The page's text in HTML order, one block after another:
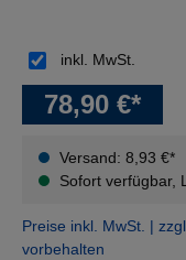
78,90 €*
Versand: 8,93 €*
Sofort verfügbar,
inkl. MwSt.
Preise inkl. MwSt. |
vorbehalten